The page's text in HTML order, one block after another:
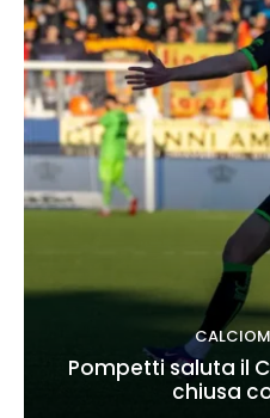
Pompetti saluta il
chiusa